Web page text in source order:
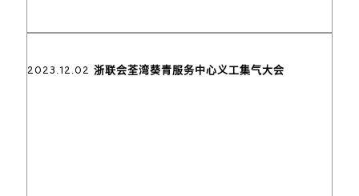
2023.12.02 浙联会荃湾葵青服务中心义工集气大会